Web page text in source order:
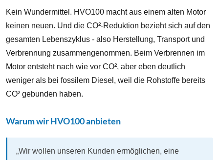
Kein Wundermittel. HVO100 macht aus einem alten Motor
keinen neuen. Und die CO²-Reduktion bezieht sich auf den
gesamten Lebenszyklus - also Herstellung, Transport und
Verbrennung zusammengenommen. Beim Verbrennen im
Motor entsteht nach wie vor CO², aber eben deutlich
weniger als bei fossilem Diesel, weil die Rohstoffe bereits
CO² gebunden haben.
Warum wir HVO100 anbieten
„Wir wollen unseren Kunden ermöglichen, eine